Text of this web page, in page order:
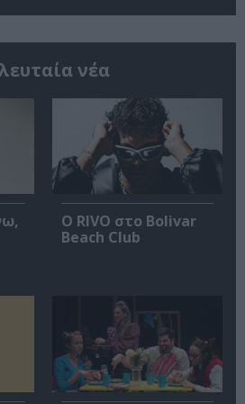
νέα
Ο RIVO στο Bolivar
Beach Club